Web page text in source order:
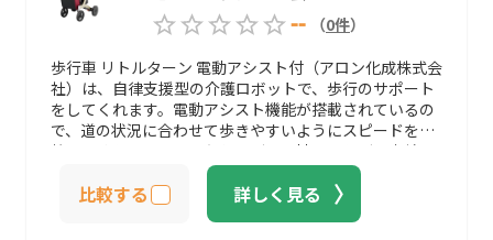
場ではさまざまなシーンで活躍すること間違いありませ
ん。介護施設を運営しており、装着型の介護ロボットの
--
（0件）
歩行車 リトルターン 電動アシスト付（アロン化成株式会
社）は、自律支援型の介護ロボットで、歩行のサポート
をしてくれます。電動アシスト機能が搭載されているの
で、道の状況に合わせて歩きやすいようにスピードを調
整してくれるのです。たとえば、平地であれば、車輪の
回転方向とトルク量（回転させる力）を常に把握し、歩
くスピードに合わせて走行速度を調整してくれます。ま
た、上り坂であれば勾配角度に合わせてモーターアシス
比較する 詳しく見る